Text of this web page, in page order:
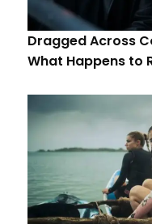
Dragged Across
What Happens to